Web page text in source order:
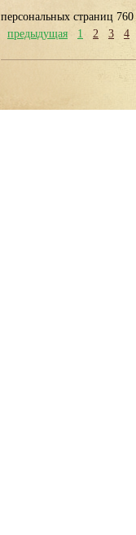
персональных страниц 760
предыдущая
1 2 3 4